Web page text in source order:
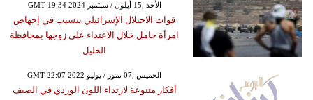
GMT 19:34 2024 الأحد ,15 أيلول / سبتمبر
قوات الاحتلال الإسرائيلي تتسبب في إجهاض
امرأة حامل خلال الاعتداء على زوجها بمحافظة
الخليل
GMT 22:07 2022 الخميس ,07 تموز / يوليو
أفكار متنوعة لارتداء اللون الوردي في الصيف